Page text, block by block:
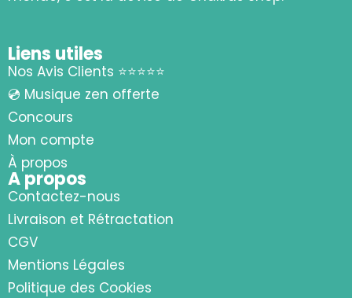
Liens utiles
Nos Avis Clients ⭐⭐⭐⭐⭐
💿 Musique zen offerte
Concours
Mon compte
À propos
A propos
Contactez-nous
Livraison et Rétractation
CGV
Mentions Légales
Politique des Cookies